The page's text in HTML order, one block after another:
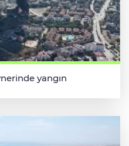
yangın